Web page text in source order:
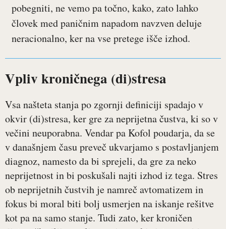
pobegniti, ne vemo pa točno, kako, zato lahko
človek med paničnim napadom navzven deluje
neracionalno, ker na vse pretege išče izhod.
Vpliv kroničnega (di)stresa
Vsa našteta stanja po zgornji definiciji spadajo v
okvir (di)stresa, ker gre za neprijetna čustva, ki so v
večini neuporabna. Vendar pa Kofol poudarja, da se
v današnjem času preveč ukvarjamo s postavljanjem
diagnoz, namesto da bi sprejeli, da gre za neko
neprijetnost in bi poskušali najti izhod iz tega. Stres
ob neprijetnih čustvih je namreč avtomatizem in
fokus bi moral biti bolj usmerjen na iskanje rešitve
kot pa na samo stanje. Tudi zato, ker kroničen